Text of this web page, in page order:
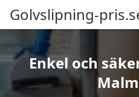
Golvslipning-
Enkel och